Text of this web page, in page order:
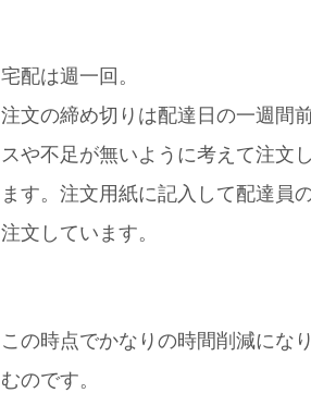
宅配は週一回。
注文の締め切りは配達日の一週間
スや不足が無いように考えて注文
ます。注文用紙に記入して配達員
注文しています。
この時点でかなりの時間削減にな
むのです。